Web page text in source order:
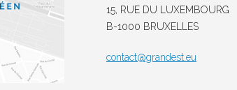
15, RUE DU LUXEMBOURG
B-1000 BRUXELLES
contact@grandest.eu